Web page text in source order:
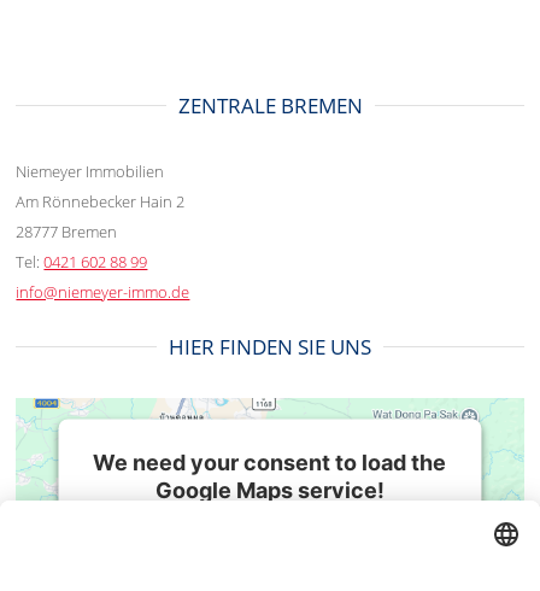
ZENTRALE BREMEN
Niemeyer Immobilien
Am Rönnebecker Hain 2
28777 Bremen
Tel:0421 602 88 99
info@niemeyer-immo.de
HIER FINDEN SIE UNS
We need your consent to load the
Google Maps service!